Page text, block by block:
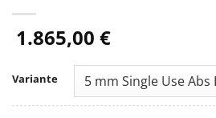
1.865,00 €
Variante